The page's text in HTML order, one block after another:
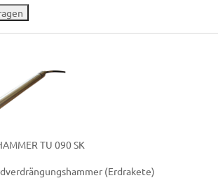
TU 090 SK
(Erdrakete)